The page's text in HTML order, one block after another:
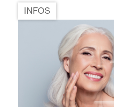
INFOS